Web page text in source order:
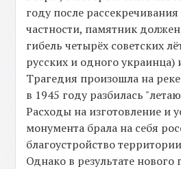
году после
частности, памятник
гибель четырёх советских
русских и одного украинца)
Трагедия произошла на
в 1945 году разбилась
Расходы на изготовление и
монумента брала на себя
благоустройство
Однако в результате нового